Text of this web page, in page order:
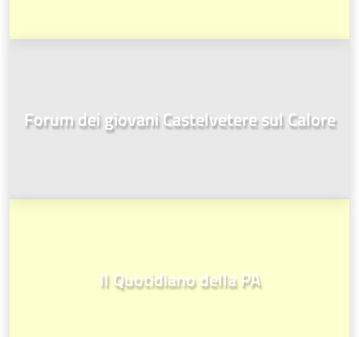
Forum dei giovani Castelvetere sul Calore
Il Quotidiano della PA